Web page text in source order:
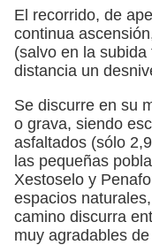
El recorrido, de
continua
(salvo en la
distancia un
Se discurre en su
o grava, siendo
asfaltados (sólo
las pequeñas
Xestoselo y
espacios
camino discurra
muy agradables